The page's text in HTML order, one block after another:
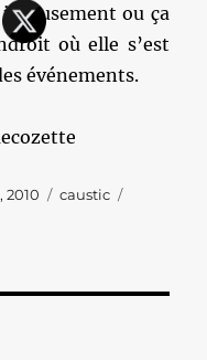
ou ça
où elle s’est
événements.
2010 Catégories
caustic